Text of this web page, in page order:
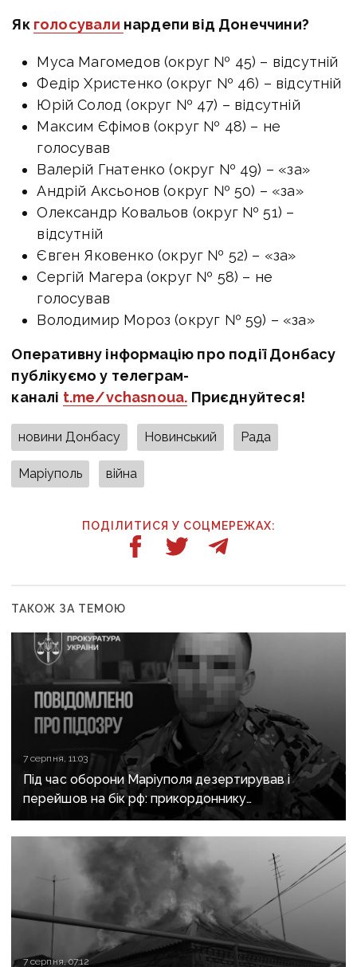
Як голосували нардепи від Донеччини?
Муса Магомедов (округ № 45) – відсутній
Федір Христенко (округ № 46) – відсутній
Юрій Солод (округ № 47) – відсутній
Максим Єфімов (округ № 48) – не
голосував
Валерій Гнатенко (округ № 49) – «за»
Андрій Аксьонов (округ № 50) – «за»
Олександр Ковальов (округ № 51) –
відсутній
Євген Яковенко (округ № 52) – «за»
Сергій Магера (округ № 58) – не
голосував
Володимир Мороз (округ № 59) – «за»
Оперативну інформацію про події Донбасу
публікуємо у телеграм-
каналі t.me/vchasnoua. Приєднуйтеся!
новини Донбасу Новинський Рада
Маріуполь війна
ПОДІЛИТИСЯ У СОЦМЕРЕЖАХ:
ТАКОЖ ЗА ТЕМОЮ
7 серпня, 11:03
Під час оборони Маріуполя дезертирував і
перейшов на бік рф: прикордоннику
з «Азовсталі» повідомили про підозру
7 серпня, 07:12